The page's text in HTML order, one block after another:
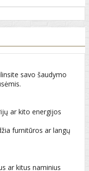
savo šaudymo
ar kito energijos
furnitūros ar langų
ar kitus naminius